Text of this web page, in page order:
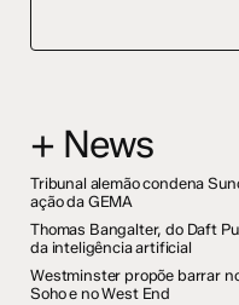
+ News
Tribunal alemão condena
ação da GEMA
Thomas Bangalter, do Daft
da inteligência artificial
Westminster propõe barrar
Soho e no West End